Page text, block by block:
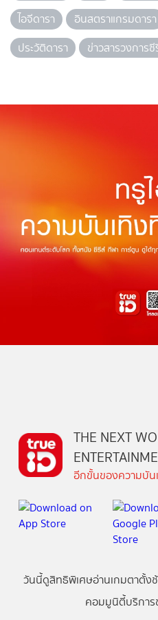
ไอจีดารา
อินสตราแกรมดารา
ประวัติดารา
ข่าวสารวงการ
THE NEXT
อีกขั้นของความบัน
วันนี้ดูสิทธิพิเศษอ่านเกมตาตั้ง
คอมมูนิตี้บริการ